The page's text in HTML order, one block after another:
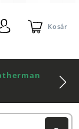
Kosár